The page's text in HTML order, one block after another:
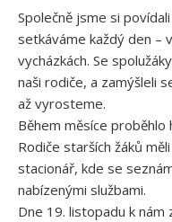
Společně jsme si
setkáváme každý den –
vycházkách. Se
naši rodiče, a zamýšleli
až vyrosteme.
Během měsíce proběhlo
Rodiče starších žáků
stacionář, kde se
nabízenými službami.
Dne 19. listopadu k